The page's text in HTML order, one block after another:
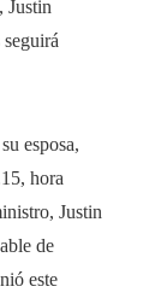
Justin
esposa,
hora
Justin
de
este